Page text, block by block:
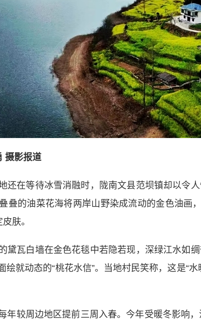
摄影报道
等待冰雪消融时，陇南文县范坝镇却以令人
叠的油菜花海将两岸山野染成流动的金色油画
肤。
白墙在金色花毯中若隐若现，深绿江水如绸
就动态的“桃花水信”。当地村民笑称，这是“
周边地区提前三周入春。今年受暖冬影响，